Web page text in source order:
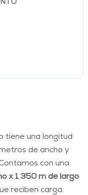
tiene una longitud
de ancho y
con una
x 1.350 m de largo
reciben carga.